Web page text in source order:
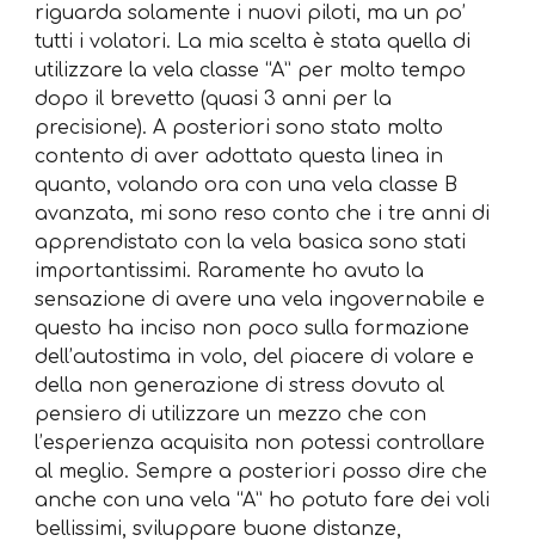
riguarda solamente i nuovi piloti, ma un po’
tutti i volatori. La mia scelta è stata quella di
utilizzare la vela classe “A” per molto tempo
dopo il brevetto (quasi 3 anni per la
precisione). A posteriori sono stato molto
contento di aver adottato questa linea in
quanto, volando ora con una vela classe B
avanzata, mi sono reso conto che i tre anni di
apprendistato con la vela basica sono stati
importantissimi. Raramente ho avuto la
sensazione di avere una vela ingovernabile e
questo ha inciso non poco sulla formazione
dell’autostima in volo, del piacere di volare e
della non generazione di stress dovuto al
pensiero di utilizzare un mezzo che con
l’esperienza acquisita non potessi controllare
al meglio. Sempre a posteriori posso dire che
anche con una vela “A” ho potuto fare dei voli
bellissimi, sviluppare buone distanze,